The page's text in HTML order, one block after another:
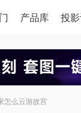
产品库 投
怎么云游故宫